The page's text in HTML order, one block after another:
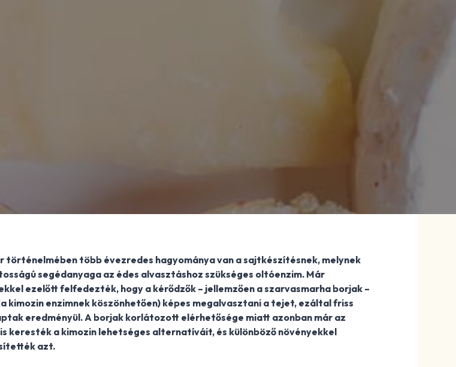
történelmében több évezredes hagyománya van a sajtkészítésnek, melynek
segédanyaga az édes alvasztáshoz szükséges oltóenzim. Már
ezelőtt felfedezték, hogy a kérődzők – jellemzően a szarvasmarha borjak –
kimozin enzimnek köszönhetően) képes megalvasztani a tejet, ezáltal friss
eredményül. A borjak korlátozott elérhetősége miatt azonban már az
keresték a kimozin lehetséges alternatíváit, és különböző növényekkel
azt.